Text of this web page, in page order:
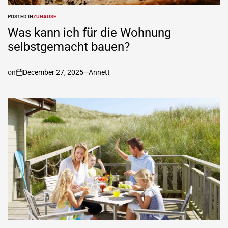
POSTED INZUHAUSE
Was kann ich für die Wohnung
selbstgemacht bauen?
on December 27, 2025 Annett